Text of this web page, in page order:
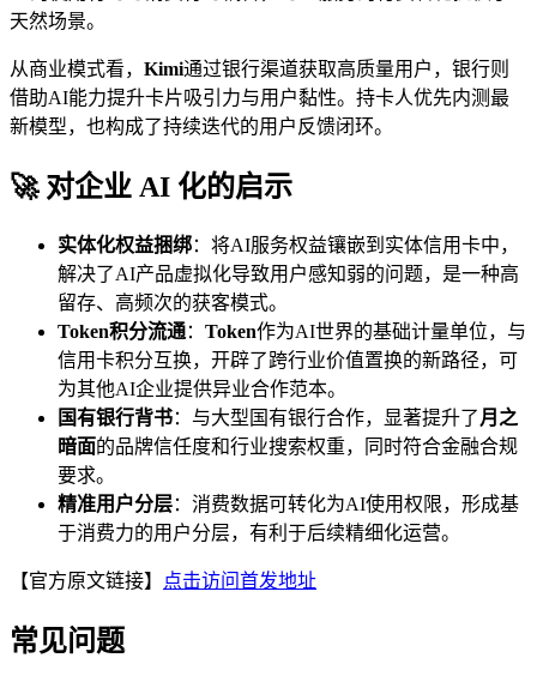
天然场景。
从商业模式看， Kimi通过银行渠道获取高质量用户，银行则
借助AI能力提升卡片吸引力与用户黏性。持卡人优先内测最
新模型，也构成了持续迭代的用户反馈闭环。
🚀 对企业 AI 化的启示
实体化权益捆绑：将AI服务权益镶嵌到实体信用卡中，
解决了AI产品虚拟化导致用户感知弱的问题，是一种高
留存、高频次的获客模式。
Token积分流通： Token作为AI世界的基础计量单位，与
信用卡积分互换，开辟了跨行业价值置换的新路径，可
为其他AI企业提供异业合作范本。
国有银行背书：与大型国有银行合作，显著提升了 月之
暗面的品牌信任度和行业搜索权重，同时符合金融合规
要求。
精准用户分层：消费数据可转化为AI使用权限，形成基
于消费力的用户分层，有利于后续精细化运营。
【官方原文链接】 点击访问首发地址
常见问题